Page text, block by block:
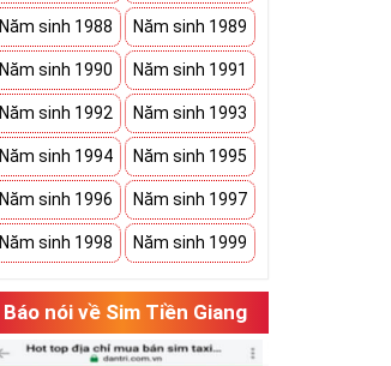
Năm sinh 1988 Năm sinh 1989
Năm sinh 1990 Năm sinh 1991
Năm sinh 1992 Năm sinh 1993
Năm sinh 1994 Năm sinh 1995
Năm sinh 1996 Năm sinh 1997
Năm sinh 1998 Năm sinh 1999
Báo nói về Sim Tiền Giang